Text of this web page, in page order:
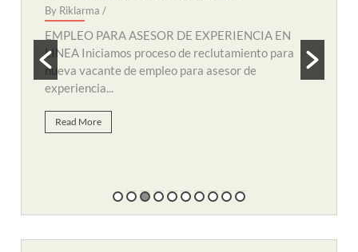
By Riklarma /
EMPLEO PARA AUXILIAR DE SOPORTE
REMOTO Iniciamos nuevo proceso de consecución
y búsqueda de personal para suplir vacante de
empleo...
Read More